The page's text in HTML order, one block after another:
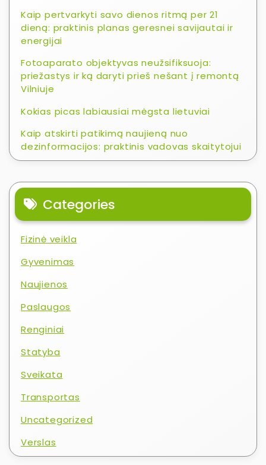
Kaip pertvarkyti savo dienos ritmą per 21
dieną: praktinis planas geresnei savijautai ir
energijai
Fotoaparato objektyvas neužsifiksuoja:
priežastys ir ką daryti prieš nešant į remontą
Vilniuje
Kokias picas labiausiai mėgsta lietuviai
Kaip atskirti patikimą naujieną nuo
dezinformacijos: praktinis vadovas skaitytojui
Categories
Fizinė veikla
Gyvenimas
Naujienos
Paslaugos
Renginiai
Statyba
Sveikata
Transportas
Uncategorized
Verslas